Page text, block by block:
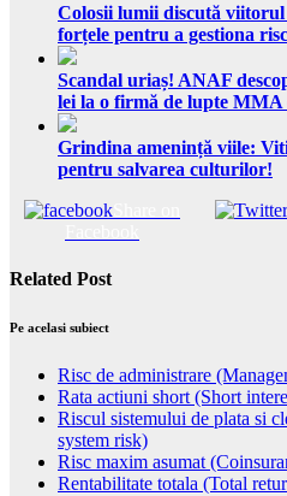
Colosii lumii discută
forțele pentru a gestiona
Scandal uriaș! ANAF
lei la o firmă de lupte MMA
Grindina amenință viile:
pentru salvarea culturilor!
Related Post
Pe acelasi subiect
Risc de administrare
Rata actiuni short (Short
Riscul sistemului de plata si
system risk)
Risc maxim asumat
Rentabilitate totala (Total